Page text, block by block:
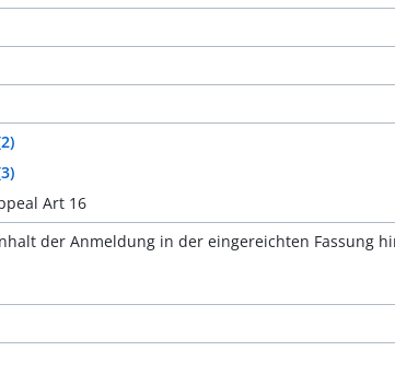
Art 16
der Anmeldung in der eingereichten Fassung